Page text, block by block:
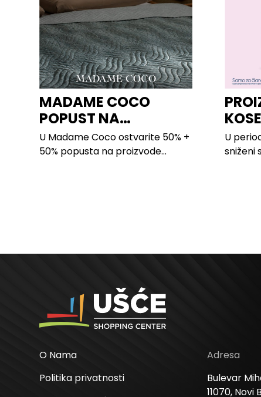
MADAME COCO
POPUST NA
PROIZVODE ZA
SPAVAĆU SOBU
U Madame Coco ostvarite 50% +
50% popusta na proizvode...
LILLY
U
sniženi
O Nama
Politika privatnosti
Adresa
Bulevar
11070, Novi